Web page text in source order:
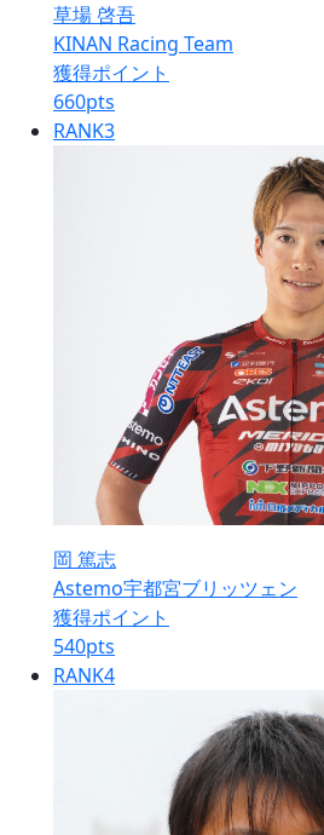
草場 啓吾
KINAN Racing Team
獲得ポイント
660pts
RANK3
岡 篤志
Astemo宇都宮ブリッツェン
獲得ポイント
540pts
RANK4